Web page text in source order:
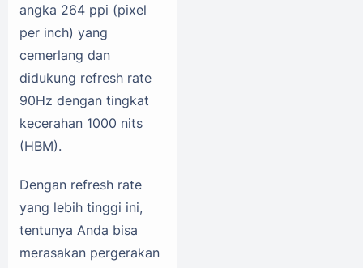
angka 264 ppi (pixel
per inch) yang
cemerlang dan
didukung refresh rate
90Hz dengan tingkat
kecerahan 1000 nits
(HBM).
Dengan refresh rate
yang lebih tinggi ini,
tentunya Anda bisa
merasakan pergerakan